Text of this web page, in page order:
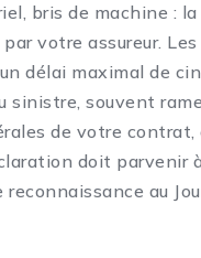
bris de machine :
votre assureur.
délai maximal de
sinistre, souvent
de votre
doit parvenir
au